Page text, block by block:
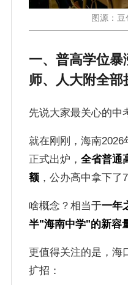
图源：豆
一、普高学位暴
师、人大附全部
先说大家最关心的中
就在刚刚，海南2026
正式出炉， 全省普通
额，公办高中拿下了
啥概念？相当于一年
半"海南中学"的新容
更值得关注的是，海
扩招：